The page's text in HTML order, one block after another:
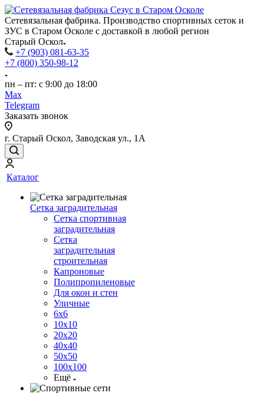
Сетевязальная фабрика. Производство спортивных сеток и
ЗУС в Старом Осколе с доставкой в любой регион
Старый Оскол
+7 (903) 081-63-35
+7 (800) 350-98-12
пн – пт: с 9:00 до 18:00
Max
Telegram
Заказать звонок
г. Старый Оскол, Заводская ул., 1А
Каталог
Сетка заградительная
Сетка спортивная
заградительная
Сетка
заградительная
строительная
Капроновые
Полипропиленовые
Для окон и стен
Уличные
6х6
10х10
20х20
40х40
50х50
100х100
Ещё